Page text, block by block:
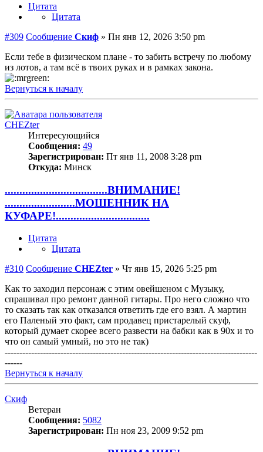
Цитата
Цитата
#309 Сообщение Скиф » Пн янв 12, 2026 3:50 pm
Если тебе в физическом плане - то забить встречу по любому
из лотов, а там всё в твоих руках и в рамках закона.
Вернуться к началу
CHEZter
Интересующийся
Сообщения: 49
Зарегистрирован: Пт янв 11, 2008 3:28 pm
Откуда: Минск
...................................ВНИМАНИЕ!
........................МОШЕННИК НА
КУФАРЕ!................................
Цитата
Цитата
#310 Сообщение CHEZter » Чт янв 15, 2026 5:25 pm
Как то заходил персонаж с этим овейшеном с Музыку,
спрашивал про ремонт данной гитары. Про него сложно что
то сказать так как отказался ответить где его взял. А мартин
его Паленый это факт, сам продавец пристарелый скуф,
который думает скорее всего развести на бабки как в 90x и то
что он самый умный, но это не так)
--------------------------------------------------------------------------------------
------
Вернуться к началу
Скиф
Ветеран
Сообщения: 5082
Зарегистрирован: Пн ноя 23, 2009 9:52 pm